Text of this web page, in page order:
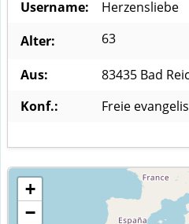
Username:
Herzensliebe
Alter:
63
Aus: 83435 Bad
Konf.:
Freie
+
−